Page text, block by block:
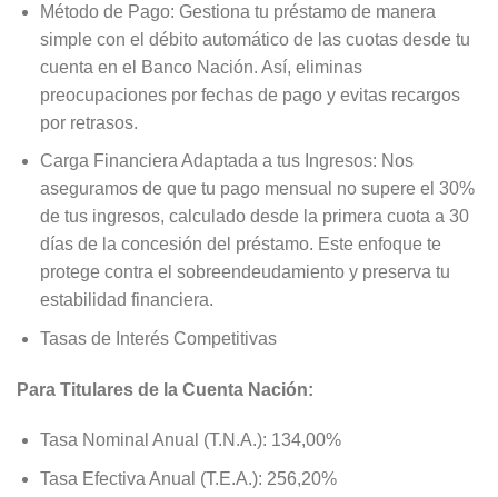
Método de Pago: Gestiona tu préstamo de manera
simple con el débito automático de las cuotas desde tu
cuenta en el Banco Nación. Así, eliminas
preocupaciones por fechas de pago y evitas recargos
por retrasos.
Carga Financiera Adaptada a tus Ingresos: Nos
aseguramos de que tu pago mensual no supere el 30%
de tus ingresos, calculado desde la primera cuota a 30
días de la concesión del préstamo. Este enfoque te
protege contra el sobreendeudamiento y preserva tu
estabilidad financiera.
Tasas de Interés Competitivas
Para Titulares de la Cuenta Nación:
Tasa Nominal Anual (T.N.A.): 134,00%
Tasa Efectiva Anual (T.E.A.): 256,20%